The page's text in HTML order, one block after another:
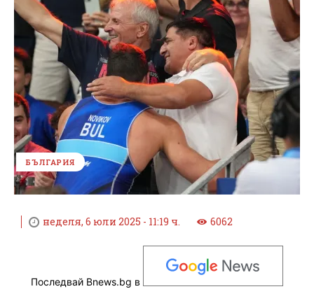
БЪЛГАРИЯ
неделя, 6 юли 2025 - 11:19 ч. 6062
Последвай Bnews.bg в